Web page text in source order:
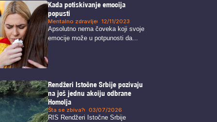
Kada potiskivanje emocija
popusti
Mentalno zdravlje 12/11/2023
Apsolutno nema čoveka koji svoje
emocije može u potpunosti da...
Rendžeri Istočne Srbije pozivaju
na još jednu akciju odbrane
Homolja
Šta se zbiva? 03/07/2026
RIS Rendžeri Istočne Srbije